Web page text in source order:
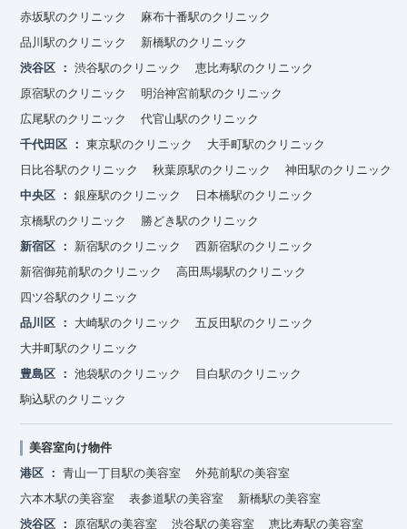
赤坂駅のクリニック
麻布十番駅のクリニック
品川駅のクリニック
新橋駅のクリニック
渋谷区
渋谷駅のクリニック
恵比寿駅のクリニック
原宿駅のクリニック
明治神宮前駅のクリニック
広尾駅のクリニック
代官山駅のクリニック
千代田区
東京駅のクリニック
大手町駅のクリニック
日比谷駅のクリニック
秋葉原駅のクリニック
神田駅のクリニック
中央区
銀座駅のクリニック
日本橋駅のクリニック
京橋駅のクリニック
勝どき駅のクリニック
新宿区
新宿駅のクリニック
西新宿駅のクリニック
新宿御苑前駅のクリニック
高田馬場駅のクリニック
四ツ谷駅のクリニック
品川区
大崎駅のクリニック
五反田駅のクリニック
大井町駅のクリニック
豊島区
池袋駅のクリニック
目白駅のクリニック
駒込駅のクリニック
美容室向け物件
港区
青山一丁目駅の美容室
外苑前駅の美容室
六本木駅の美容室
表参道駅の美容室
新橋駅の美容室
渋谷区
原宿駅の美容室 渋谷駅の美容室
恵比寿駅の美容室